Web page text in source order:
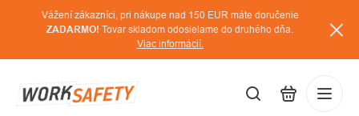
Vážení zákazníci, pri nákupe nad 150 EUR máte doručenie
ZADARMO! Tovar skladom odosielame do druhého dňa.
Viac informácií.